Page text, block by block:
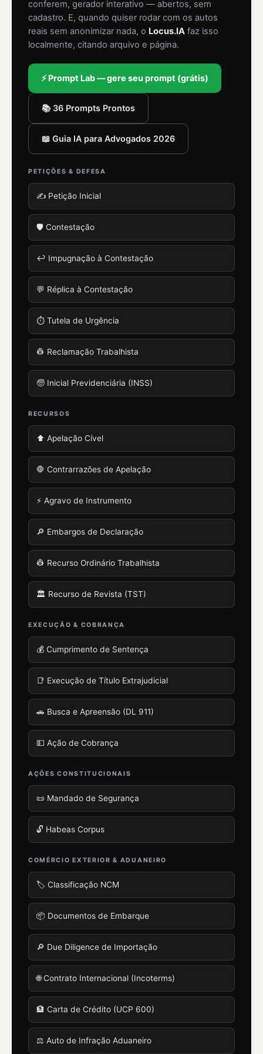
conferem, gerador interativo — abertos, sem
cadastro. E, quando quiser rodar com os autos
reais sem anonimizar nada, o Locus.IA faz isso
localmente, citando arquivo e página.
⚡ Prompt Lab — gere seu prompt (grátis)
📚 36 Prompts Prontos
📖 Guia IA para Advogados 2026
PETIÇÕES & DEFESA
✍️ Petição Inicial
🛡️ Contestação
↩️ Impugnação à Contestação
💬 Réplica à Contestação
⏱️ Tutela de Urgência
👷 Reclamação Trabalhista
🧓 Inicial Previdenciária (INSS)
RECURSOS
⬆️ Apelação Cível
🛑 Contrarrazões de Apelação
⚡ Agravo de Instrumento
🔎 Embargos de Declaração
👷 Recurso Ordinário Trabalhista
🏛️ Recurso de Revista (TST)
EXECUÇÃO & COBRANÇA
💰 Cumprimento de Sentença
📑 Execução de Título Extrajudicial
🚗 Busca e Apreensão (DL 911)
💵 Ação de Cobrança
AÇÕES CONSTITUCIONAIS
📜 Mandado de Segurança
🔓 Habeas Corpus
COMÉRCIO EXTERIOR & ADUANEIRO
🏷️ Classificação NCM
📦 Documentos de Embarque
🔎 Due Diligence de Importação
🌐 Contrato Internacional (Incoterms)
🏦 Carta de Crédito (UCP 600)
⚖️ Auto de Infração Aduaneiro